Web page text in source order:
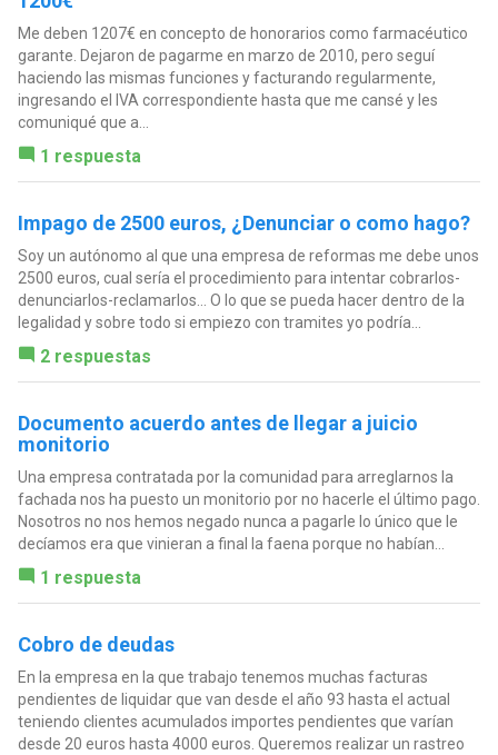
Me deben 1207€ en concepto de honorarios como farmacéutico
garante. Dejaron de pagarme en marzo de 2010, pero seguí
haciendo las mismas funciones y facturando regularmente,
ingresando el IVA correspondiente hasta que me cansé y les
comuniqué que a...
1 respuesta
Impago de 2500 euros, ¿Denunciar o como hago?
Soy un autónomo al que una empresa de reformas me debe unos
2500 euros, cual sería el procedimiento para intentar cobrarlos-
denunciarlos-reclamarlos... O lo que se pueda hacer dentro de la
legalidad y sobre todo si empiezo con tramites yo podría...
2 respuestas
Documento acuerdo antes de llegar a juicio
monitorio
Una empresa contratada por la comunidad para arreglarnos la
fachada nos ha puesto un monitorio por no hacerle el último pago.
Nosotros no nos hemos negado nunca a pagarle lo único que le
decíamos era que vinieran a final la faena porque no habían...
1 respuesta
Cobro de deudas
En la empresa en la que trabajo tenemos muchas facturas
pendientes de liquidar que van desde el año 93 hasta el actual
teniendo clientes acumulados importes pendientes que varían
desde 20 euros hasta 4000 euros. Queremos realizar un rastreo